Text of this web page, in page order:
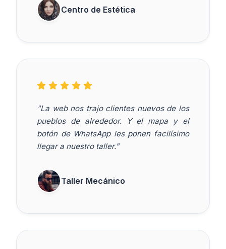
Centro de Estética
"La web nos trajo clientes nuevos de los
pueblos de alrededor. Y el mapa y el
botón de WhatsApp les ponen facilísimo
llegar a nuestro taller."
Taller Mecánico